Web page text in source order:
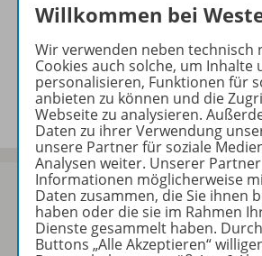
Ergänzende Materialien
folgenden Werken
Sofort profitieren
Willkommen bei
Wir verwenden neben technisch
Cookies auch solche, um Inhalte
personalisieren, Funktionen für
anbieten zu können und die
Webseite zu analysieren.
Daten zu ihrer Verwendung
unsere Partner für soziale
Analysen weiter. Unserer
Informationen möglicherweise
Daten zusammen, die Sie ihnen
haben oder die sie im Rahmen
Dienste gesammelt haben.
Buttons „Alle Akzeptieren“